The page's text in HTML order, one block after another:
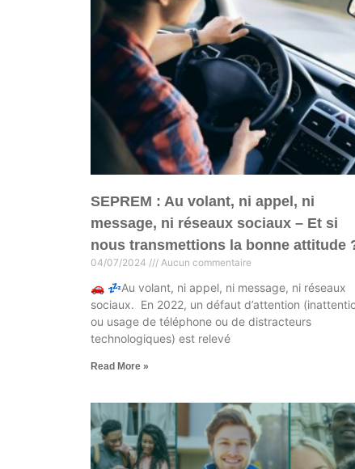
SEPREM : Au volant, ni appel, ni
message, ni réseaux sociaux – Et si
nous transmettions la bonne attitude
04/07/2024 Aucun commentaire
🚗 💤Au volant, ni appel, ni message, ni réseaux
sociaux. En 2022, un défaut d’attention
ou usage de téléphone ou de distracteurs
technologiques) est relevé
Read More »